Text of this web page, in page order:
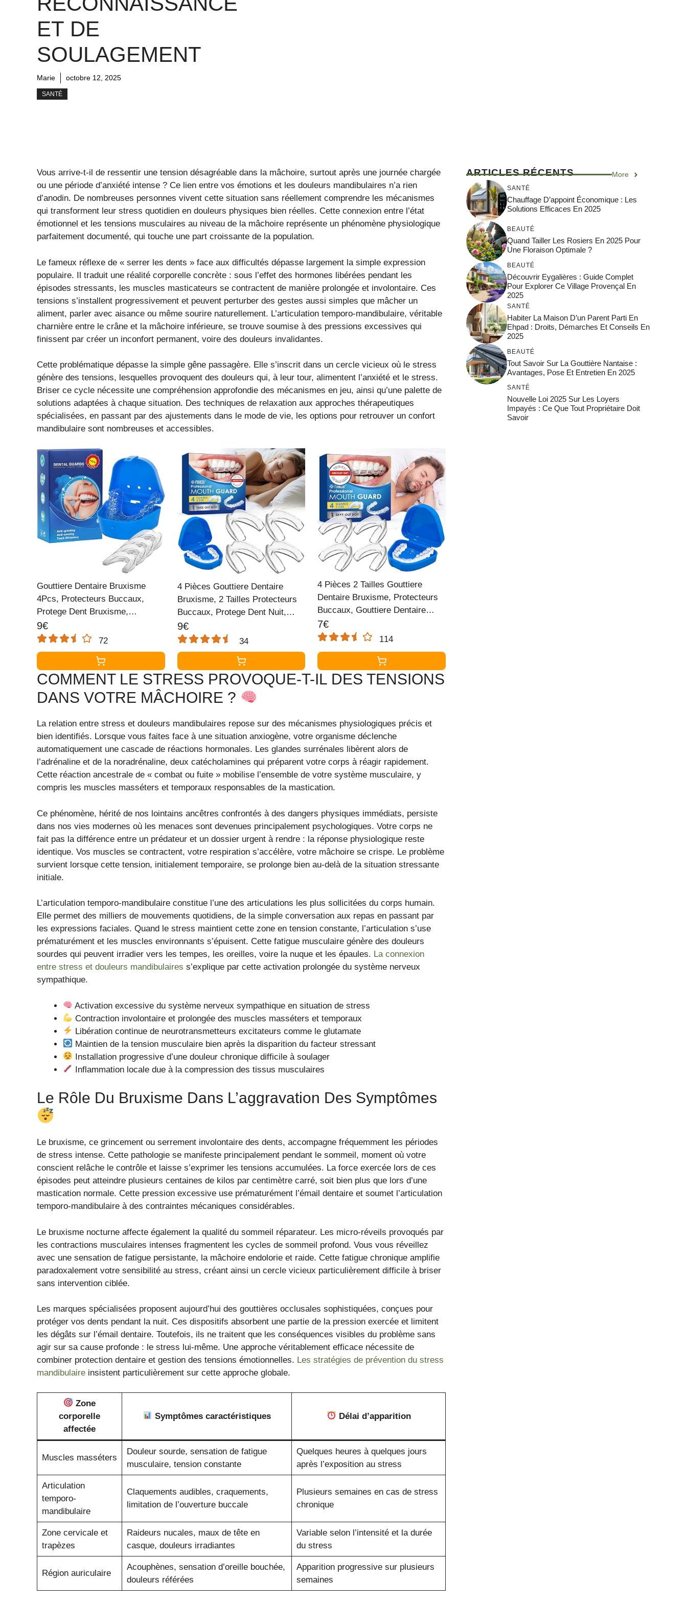
ET DE
SOULAGEMENT
Marie octobre 12, 2025
SANTÉ
Vous arrive-t-il de ressentir une tension désagréable dans la mâchoire, surtout après une journée chargée
ou une période d’anxiété intense ? Ce lien entre vos émotions et les douleurs mandibulaires n’a rien
d’anodin. De nombreuses personnes vivent cette situation sans réellement comprendre les mécanismes
qui transforment leur stress quotidien en douleurs physiques bien réelles. Cette connexion entre l’état
émotionnel et les tensions musculaires au niveau de la mâchoire représente un phénomène physiologique
parfaitement documenté, qui touche une part croissante de la population.
Le fameux réflexe de « serrer les dents » face aux difficultés dépasse largement la simple expression
populaire. Il traduit une réalité corporelle concrète : sous l’effet des hormones libérées pendant les
épisodes stressants, les muscles masticateurs se contractent de manière prolongée et involontaire. Ces
tensions s’installent progressivement et peuvent perturber des gestes aussi simples que mâcher un
aliment, parler avec aisance ou même sourire naturellement. L’articulation temporo-mandibulaire, véritable
charnière entre le crâne et la mâchoire inférieure, se trouve soumise à des pressions excessives qui
finissent par créer un inconfort permanent, voire des douleurs invalidantes.
Cette problématique dépasse la simple gêne passagère. Elle s’inscrit dans un cercle vicieux où le stress
génère des tensions, lesquelles provoquent des douleurs qui, à leur tour, alimentent l’anxiété et le stress.
Briser ce cycle nécessite une compréhension approfondie des mécanismes en jeu, ainsi qu’une palette de
solutions adaptées à chaque situation. Des techniques de relaxation aux approches thérapeutiques
spécialisées, en passant par des ajustements dans le mode de vie, les options pour retrouver un confort
mandibulaire sont nombreuses et accessibles.
Gouttiere Dentaire Bruxisme
4Pcs, Protecteurs Buccaux,
Protege Dent Bruxisme,
Gouttiere pour Dent Sans BPA,
Protege Dent Nuit, pour Arrêter
le Bruxisme, Mouth Guard for
Grinding Teeth Clenchingg
9€
72
4 Pièces Gouttiere Dentaire
Bruxisme, 2 Tailles Protecteurs
Buccaux, Protege Dent Nuit,
Régulier Goutiere Dent
Bruxisme, Améliore La Qualité
Du Sommeil
9€
34
4 Pièces 2 Tailles Gouttiere
Dentaire Bruxisme, Protecteurs
Buccaux, Gouttiere Dentaire
Bruxisme, Anti Grincement Dent,
Protege Dent Nuit, Améliore La
7€
114
COMMENT LE STRESS PROVOQUE-T-IL DES TENSIONS
DANS VOTRE MÂCHOIRE ?
La relation entre stress et douleurs mandibulaires repose sur des mécanismes physiologiques précis et
bien identifiés. Lorsque vous faites face à une situation anxiogène, votre organisme déclenche
automatiquement une cascade de réactions hormonales. Les glandes surrénales libèrent alors de
l’adrénaline et de la noradrénaline, deux catécholamines qui préparent votre corps à réagir rapidement.
Cette réaction ancestrale de « combat ou fuite » mobilise l’ensemble de votre système musculaire, y
compris les muscles masséters et temporaux responsables de la mastication.
Ce phénomène, hérité de nos lointains ancêtres confrontés à des dangers physiques immédiats, persiste
dans nos vies modernes où les menaces sont devenues principalement psychologiques. Votre corps ne
fait pas la différence entre un prédateur et un dossier urgent à rendre : la réponse physiologique reste
identique. Vos muscles se contractent, votre respiration s’accélère, votre mâchoire se crispe. Le problème
survient lorsque cette tension, initialement temporaire, se prolonge bien au-delà de la situation stressante
initiale.
L’articulation temporo-mandibulaire constitue l’une des articulations les plus sollicitées du corps humain.
Elle permet des milliers de mouvements quotidiens, de la simple conversation aux repas en passant par
les expressions faciales. Quand le stress maintient cette zone en tension constante, l’articulation s’use
prématurément et les muscles environnants s’épuisent. Cette fatigue musculaire génère des douleurs
sourdes qui peuvent irradier vers les tempes, les oreilles, voire la nuque et les épaules. La connexion
entre stress et douleurs mandibulaires s’explique par cette activation prolongée du système nerveux
sympathique.
Activation excessive du système nerveux sympathique en situation de stress
Contraction involontaire et prolongée des muscles masséters et temporaux
Libération continue de neurotransmetteurs excitateurs comme le glutamate
Maintien de la tension musculaire bien après la disparition du facteur stressant
Installation progressive d’une douleur chronique difficile à soulager
Inflammation locale due à la compression des tissus musculaires
Le Rôle Du Bruxisme Dans L’aggravation Des Symptômes
Le bruxisme, ce grincement ou serrement involontaire des dents, accompagne fréquemment les périodes
de stress intense. Cette pathologie se manifeste principalement pendant le sommeil, moment où votre
conscient relâche le contrôle et laisse s’exprimer les tensions accumulées. La force exercée lors de ces
épisodes peut atteindre plusieurs centaines de kilos par centimètre carré, soit bien plus que lors d’une
mastication normale. Cette pression excessive use prématurément l’émail dentaire et soumet l’articulation
temporo-mandibulaire à des contraintes mécaniques considérables.
Le bruxisme nocturne affecte également la qualité du sommeil réparateur. Les micro-réveils provoqués par
les contractions musculaires intenses fragmentent les cycles de sommeil profond. Vous vous réveillez
avec une sensation de fatigue persistante, la mâchoire endolorie et raide. Cette fatigue chronique amplifie
paradoxalement votre sensibilité au stress, créant ainsi un cercle vicieux particulièrement difficile à briser
sans intervention ciblée.
Les marques spécialisées proposent aujourd’hui des gouttières occlusales sophistiquées, conçues pour
protéger vos dents pendant la nuit. Ces dispositifs absorbent une partie de la pression exercée et limitent
les dégâts sur l’émail dentaire. Toutefois, ils ne traitent que les conséquences visibles du problème sans
agir sur sa cause profonde : le stress lui-même. Une approche véritablement efficace nécessite de
combiner protection dentaire et gestion des tensions émotionnelles. Les stratégies de prévention du stress
mandibulaire insistent particulièrement sur cette approche globale.
Zone
corporelle
affectée
Symptômes caractéristiques Délai d’apparition
Muscles masséters
Douleur sourde, sensation de fatigue
musculaire, tension constante
Quelques heures à quelques jours
après l’exposition au stress
Articulation
temporo-
mandibulaire
Claquements audibles, craquements,
limitation de l’ouverture buccale
Plusieurs semaines en cas de stress
chronique
Zone cervicale et
trapèzes
Raideurs nucales, maux de tête en
casque, douleurs irradiantes
Variable selon l’intensité et la durée
du stress
Région auriculaire
Acouphènes, sensation d’oreille bouchée,
douleurs référées
Apparition progressive sur plusieurs
semaines
ARTICLES RÉCENTS More
SANTÉ
Chauffage D’appoint Économique : Les
Solutions Efficaces En 2025
BEAUTÉ
Quand Tailler Les Rosiers En 2025 Pour
Une Floraison Optimale ?
BEAUTÉ
Découvrir Eygalières : Guide Complet
Pour Explorer Ce Village Provençal En
2025
SANTÉ
Habiter La Maison D’un Parent Parti En
Ehpad : Droits, Démarches Et Conseils En
2025
BEAUTÉ
Tout Savoir Sur La Gouttière Nantaise :
Avantages, Pose Et Entretien En 2025
SANTÉ
Nouvelle Loi 2025 Sur Les Loyers
Impayés : Ce Que Tout Propriétaire Doit
Savoir